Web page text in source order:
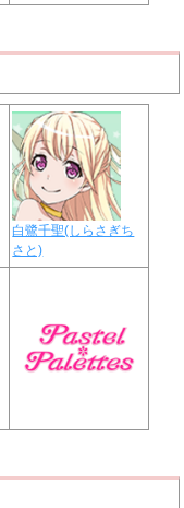
白鷺千聖(しらさぎち
さと)